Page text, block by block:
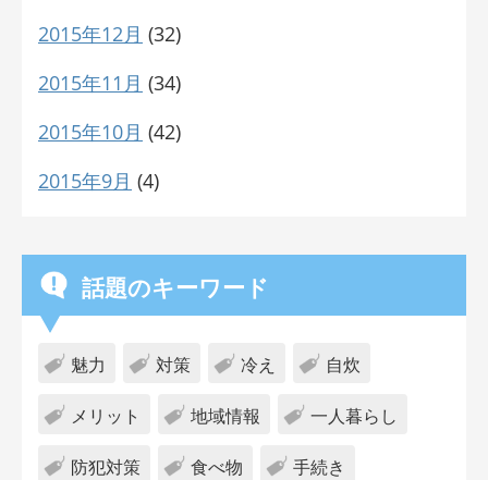
2015年12月 (32)
2015年11月 (34)
2015年10月 (42)
2015年9月 (4)
話題のキーワード
魅力 対策 冷え 自炊
メリット 地域情報 一人暮らし
防犯対策 食べ物 手続き